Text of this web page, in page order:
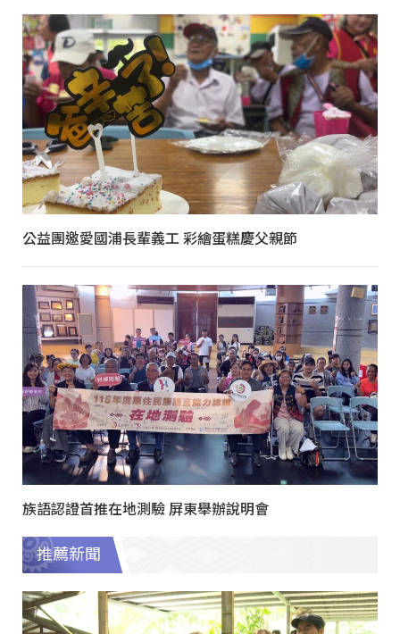
公益團邀愛國浦長輩義工 彩繪蛋糕慶父親節
族語認證首推在地測驗 屏東舉辦說明會
推薦新聞